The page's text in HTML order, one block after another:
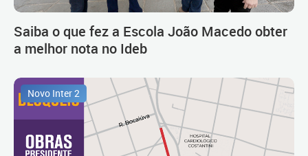
Saiba o que fez a Escola João Macedo obter
a melhor nota no Ideb
Novo Inter 2